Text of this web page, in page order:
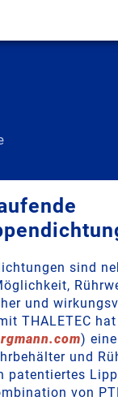
sind
und
THALETEC
)
und
patentiertes
von